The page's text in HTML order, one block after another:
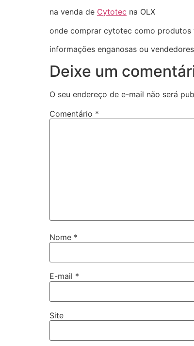
na venda de Cytotec na OLX
onde comprar cytotec como produtos
informações enganosas ou
Deixe um
O seu endereço de e-mail não será
Comentário *
Nome *
E-mail *
Site